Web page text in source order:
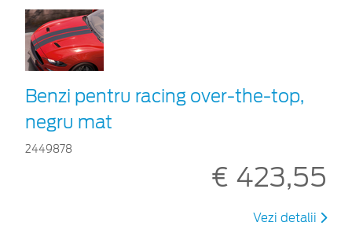
Benzi pentru racing over-the-top,
negru mat
2449878
€ 423,55
Vezi detalii